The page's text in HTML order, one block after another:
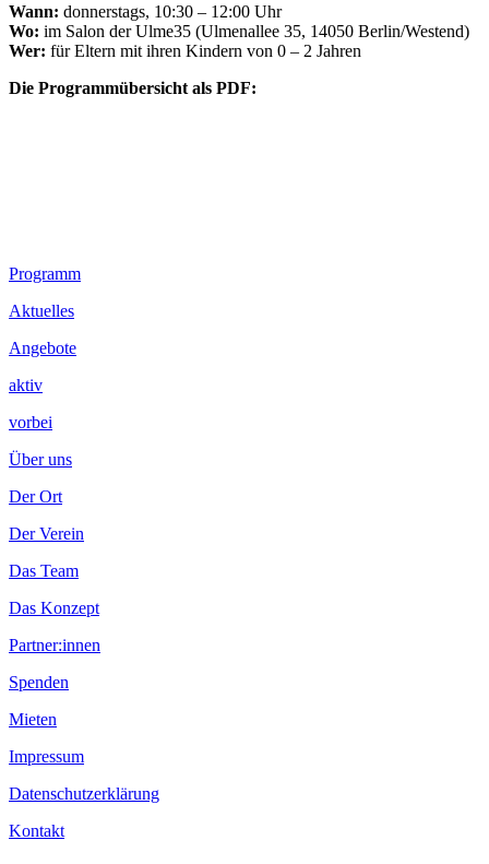
Wann: donnerstags, 10:30 – 12:00 Uhr
Wo: im Salon der Ulme35 (Ulmenallee 35, 14050 Berlin/Westend)
Wer: für Eltern mit ihren Kindern von 0 – 2 Jahren
Die Programmübersicht als PDF:
Footer
Inhalt
Programm
Aktuelles
Angebote
aktiv
vorbei
Über uns
Der Ort
Der Verein
Das Team
Das Konzept
Partner:innen
Spenden
Mieten
Impressum
Datenschutzerklärung
Kontakt